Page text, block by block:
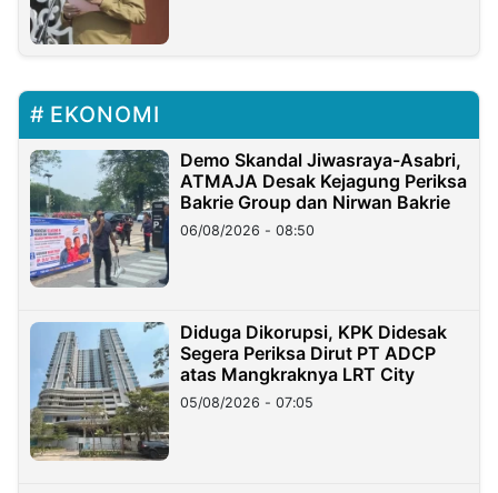
EKONOMI
Demo Skandal Jiwasraya-Asabri,
ATMAJA Desak Kejagung Periksa
Bakrie Group dan Nirwan Bakrie
06/08/2026 - 08:50
Diduga Dikorupsi, KPK Didesak
Segera Periksa Dirut PT ADCP
atas Mangkraknya LRT City
05/08/2026 - 07:05